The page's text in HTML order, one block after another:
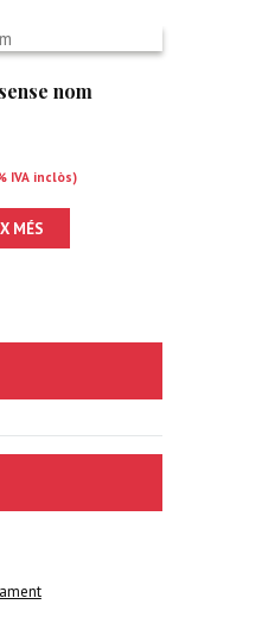
nom
IVA inclòs)
MÉS